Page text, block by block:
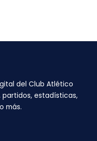
del Club Atlético
partidos, estadísticas,
más.